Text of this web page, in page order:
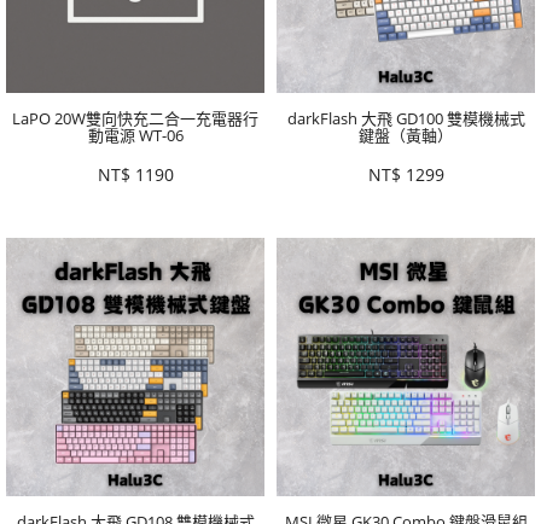
LaPO 20W雙向快充二合一充電器行
動電源 WT-06
NT$ 1190
darkFlash 大飛 GD100 雙模機械式
鍵盤（黃軸）
NT$ 1299